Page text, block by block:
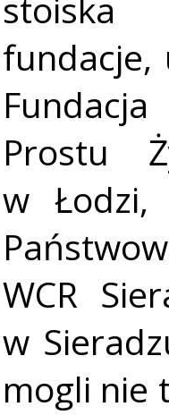
stoiska
fundacje,
Prostu
w Łodzi,
WCR
w
mogli nie